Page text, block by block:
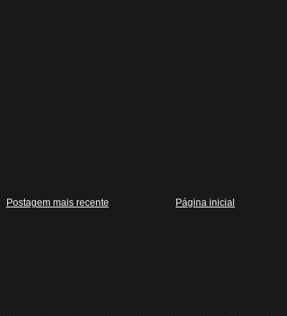
Postagem mais recente Página inicial